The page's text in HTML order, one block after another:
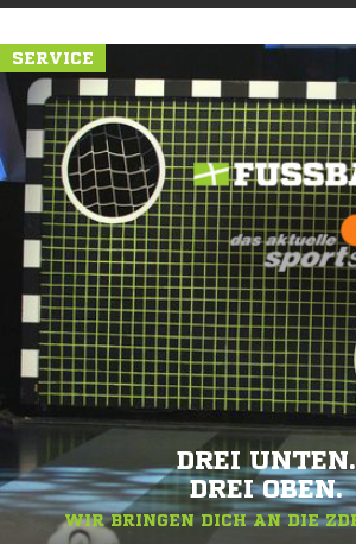
SERVICE
DREI UNTEN.
DREI OBEN.
WIR BRINGEN DICH AN DIE